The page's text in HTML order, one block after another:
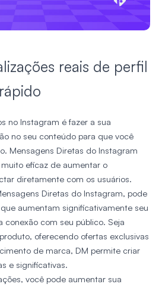
reais de perfil
no Instagram é fazer a sua
no seu conteúdo para que você
Mensagens Diretas do Instagram
eficaz de aumentar o
diretamente com os usuários.
Diretas do Instagram, pode
aumentam significativamente seu
conexão com seu público. Seja
oferecendo ofertas exclusivas
de marca, DM permite criar
e significativas.
você pode aumentar sua